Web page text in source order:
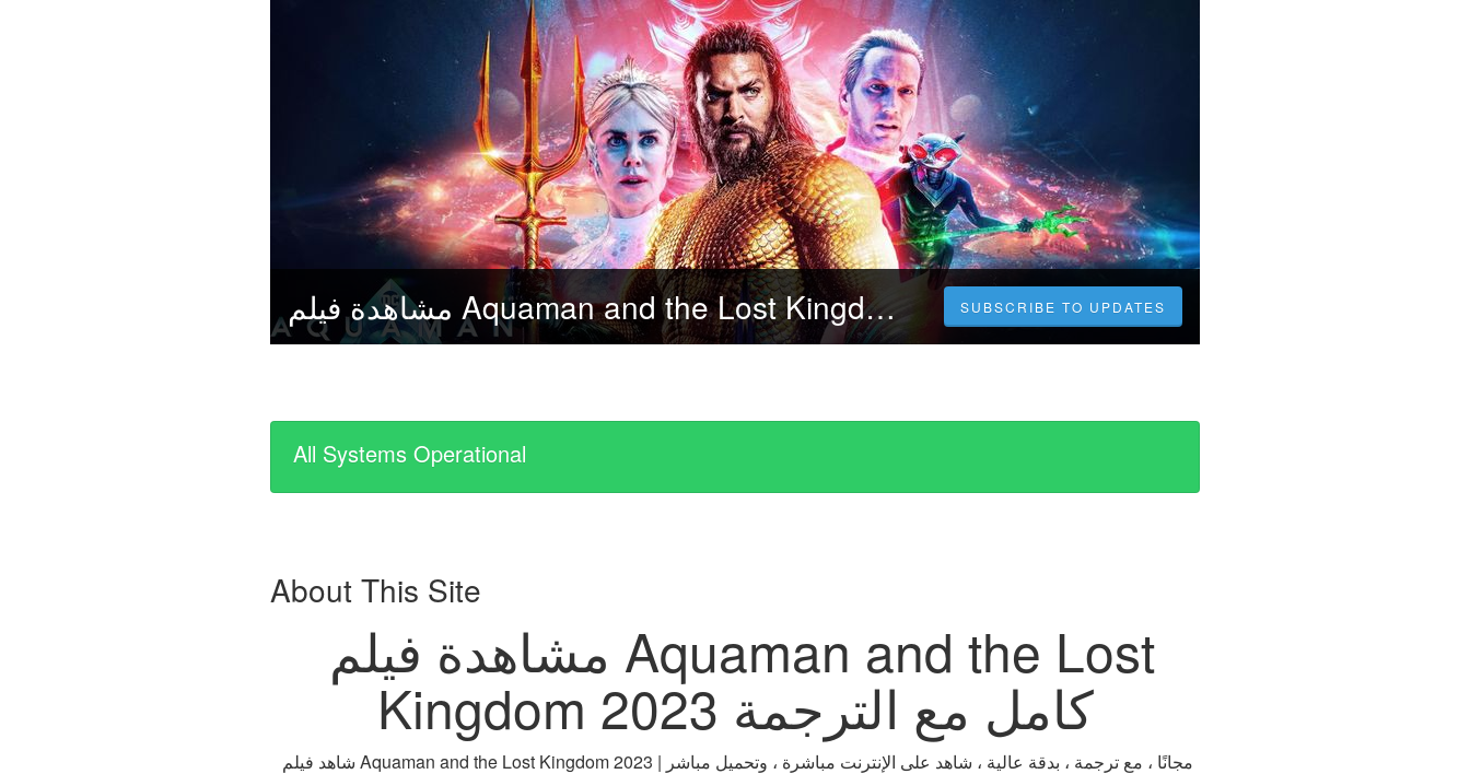
مشاهدة فيلم Aquaman and the Lost Kingdom 2023 كامل مع الترجمة SUBSCRIBE TO UPDATES
All Systems Operational
About This Site
Kingdom 2023 كامل مع الترجمة